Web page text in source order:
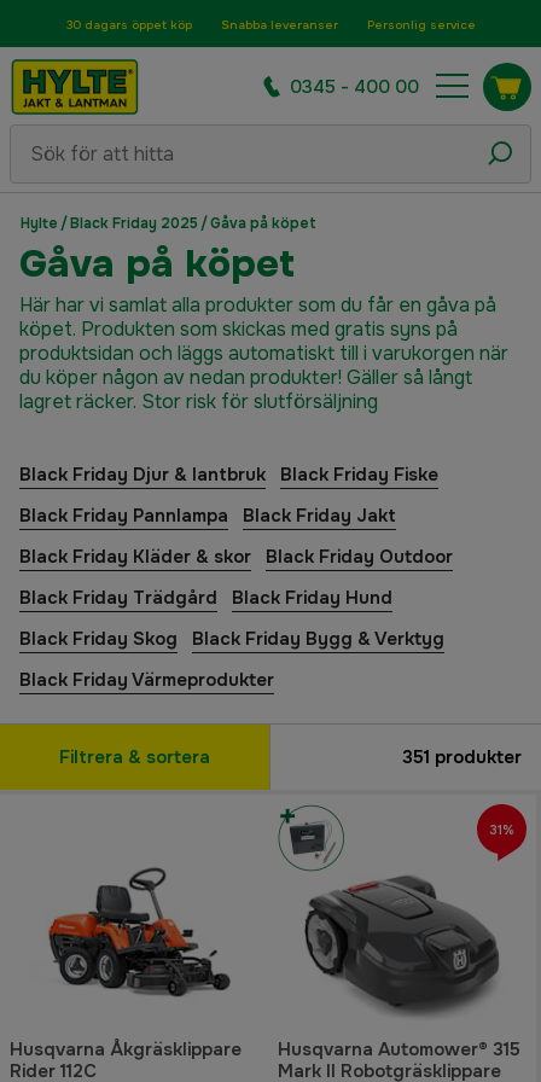
30 dagars öppet köp Snabba leveranser Personlig service
0345 - 400 00
Hylte /Black Friday 2025 /Gåva på köpet
Gåva på köpet
Här har vi samlat alla produkter som du får en gåva på
köpet. Produkten som skickas med gratis syns på
produktsidan och läggs automatiskt till i varukorgen när
du köper någon av nedan produkter! Gäller så långt
lagret räcker. Stor risk för slutförsäljning
Black Friday Djur & lantbruk
Black Friday Fiske
Black Friday Pannlampa
Black Friday Jakt
Black Friday Kläder & skor
Black Friday Outdoor
Black Friday Trädgård
Black Friday Hund
Black Friday Skog
Black Friday Bygg & Verktyg
Black Friday Värmeprodukter
Filtrera & sortera 351 produkter
Husqvarna Åkgräsklippare
Rider 112C
Husqvarna Automower® 315
Mark II Robotgräsklippare
31%